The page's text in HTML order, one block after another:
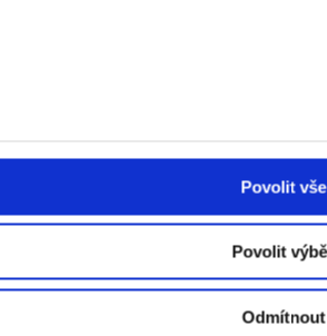
Povolit vše
Povolit
Odmítnout
Asociace hudebních festivalů ČR
EFFE 2024-2025.
Český Krumlov - 2026